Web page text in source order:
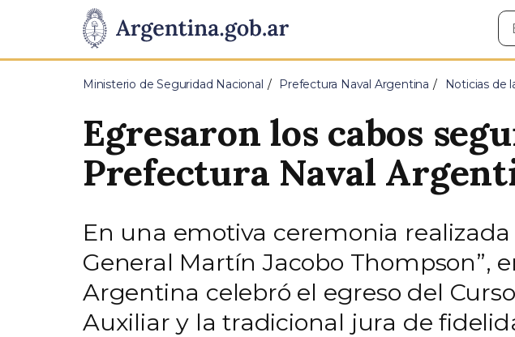
Presidencia
de
Pasar al contenido principal
en
Ministerio de Seguridad Nacional Prefectura Naval Argentina Noticias de
Egresaron los cabos
Prefectura Naval
En una emotiva ceremonia
General Martín Jacobo Thompson”,
Argentina celebró el egreso del
Auxiliar y la tradicional jura de